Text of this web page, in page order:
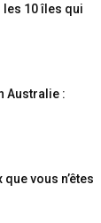
les 10 îles qui
Australie :
vous n’êtes